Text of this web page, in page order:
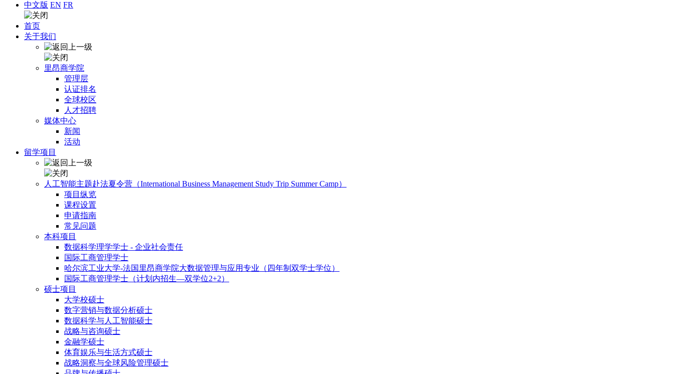
中文版 EN FR
首页
关于我们
里昂商学院
管理层
认证排名
全球校区
人才招聘
媒体中心
新闻
活动
留学项目
人工智能主题赴法夏令营（International Business Management Study Trip Summer Camp）
项目纵览
课程设置
申请指南
常见问题
本科项目
数据科学理学学士 - 企业社会责任
国际工商管理学士
哈尔滨工业大学-法国里昂商学院大数据管理与应用专业（四年制双学士学位）
国际工商管理学士（计划内招生—双学位2+2）
硕士项目
大学校硕士
数字营销与数据分析硕士
数据科学与人工智能硕士
战略与咨询硕士
金融学硕士
体育娱乐与生活方式硕士
战略洞察与全球风险管理硕士